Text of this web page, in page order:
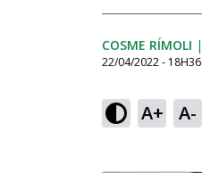
COSME RÍMOLI |
22/04/2022 - 18H36
A+ A-